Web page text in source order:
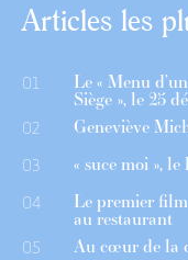
Articles les
01 Le « Menu
Siège », le 25
02 Geneviève
03 « suce moi »,
04 Le premier
au restaurant
05 Au cœur de la